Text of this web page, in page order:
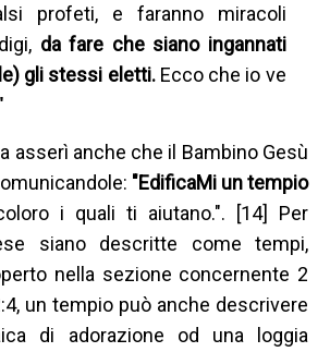
profeti, e faranno miracoli
da fare che siano ingannati
gli stessi eletti.Ecco che io ve
asserì anche che il Bambino Gesù
"EdificaMi un tempio
i quali ti aiutano.". [14] Per
siano descritte come tempi,
nella sezione concernente 2
un tempio può anche descrivere
di adorazione od una loggia